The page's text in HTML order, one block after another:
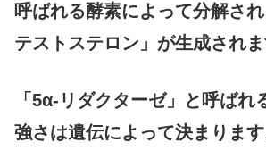
呼ばれる酵素によって分解さ
テストステロン」が生成されま
「5α-リダクターゼ」と呼ばれ
強さは遺伝によって決まります